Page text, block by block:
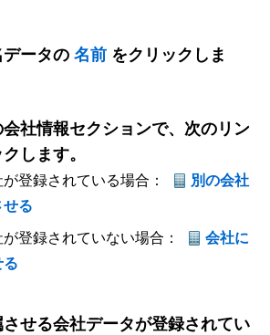
ータの 名前 をクリックしま
社情報セクションで、次のリン
します。
登録されている場合：
別の会社
せる
登録されていない場合：
会社に
る
せる会社データが登録されてい